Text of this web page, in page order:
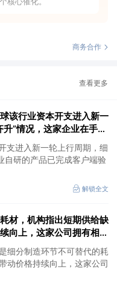
商务合作
查看更多
该行业资本开支进入新一
”情况，这家企业在手订
支进入新一轮上行周期，细
自研的产品已完成客户端验
解锁全文
材，机构指出短期供给缺
向上，这家公司拥有相关
细分制造环节不可替代的耗
动价格持续向上，这家公司